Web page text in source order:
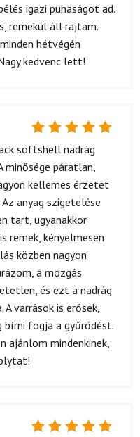
igazi puhaságot ad.
remekül áll rajtam.
hétvégén
kedvenc lett!
Értékelés:
softshell nadrág
páratlan,
kellemes érzetet
anyag szigetelése
tart, ugyanakkor
remek, kényelmesen
közben nagyon
a mozgás
és ezt a nadrág
varrások is erősek,
bírni fogja a gyűrődést.
ajánlom mindenkinek,